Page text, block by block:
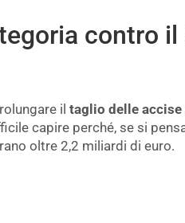
contro il
il taglio delle
capire perché, se si
oltre 2,2 miliardi di euro.